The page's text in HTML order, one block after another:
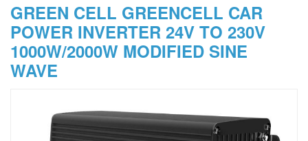
GREEN CELL GREENCELL CAR
POWER INVERTER 24V TO 230V
1000W/2000W MODIFIED SINE
WAVE